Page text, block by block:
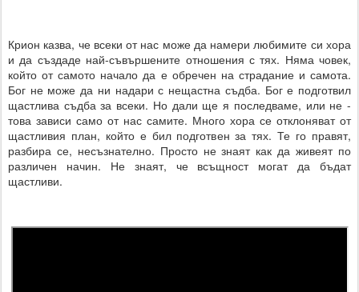
Крион казва, че всеки от нас може да намери любимите си хора
и да създаде най-съвършените отношения с тях. Няма човек,
който от самото начало да е обречен на страдание и самота.
Бог не може да ни надари с нещастна съдба. Бог е подготвил
щастлива съдба за всеки. Но дали ще я последваме, или не -
това зависи само от нас самите. Много хора се отклоняват от
щастливия план, който е бил подготвен за тях. Те го правят,
разбира се, несъзнателно. Просто не знаят как да живеят по
различен начин. Не знаят, че всъщност могат да бъдат
щастливи.